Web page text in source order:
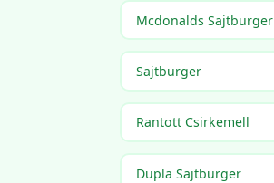
Mcdonalds Sajtburger
Sajtburger
Rantott Csirkemell
Dupla Sajtburger